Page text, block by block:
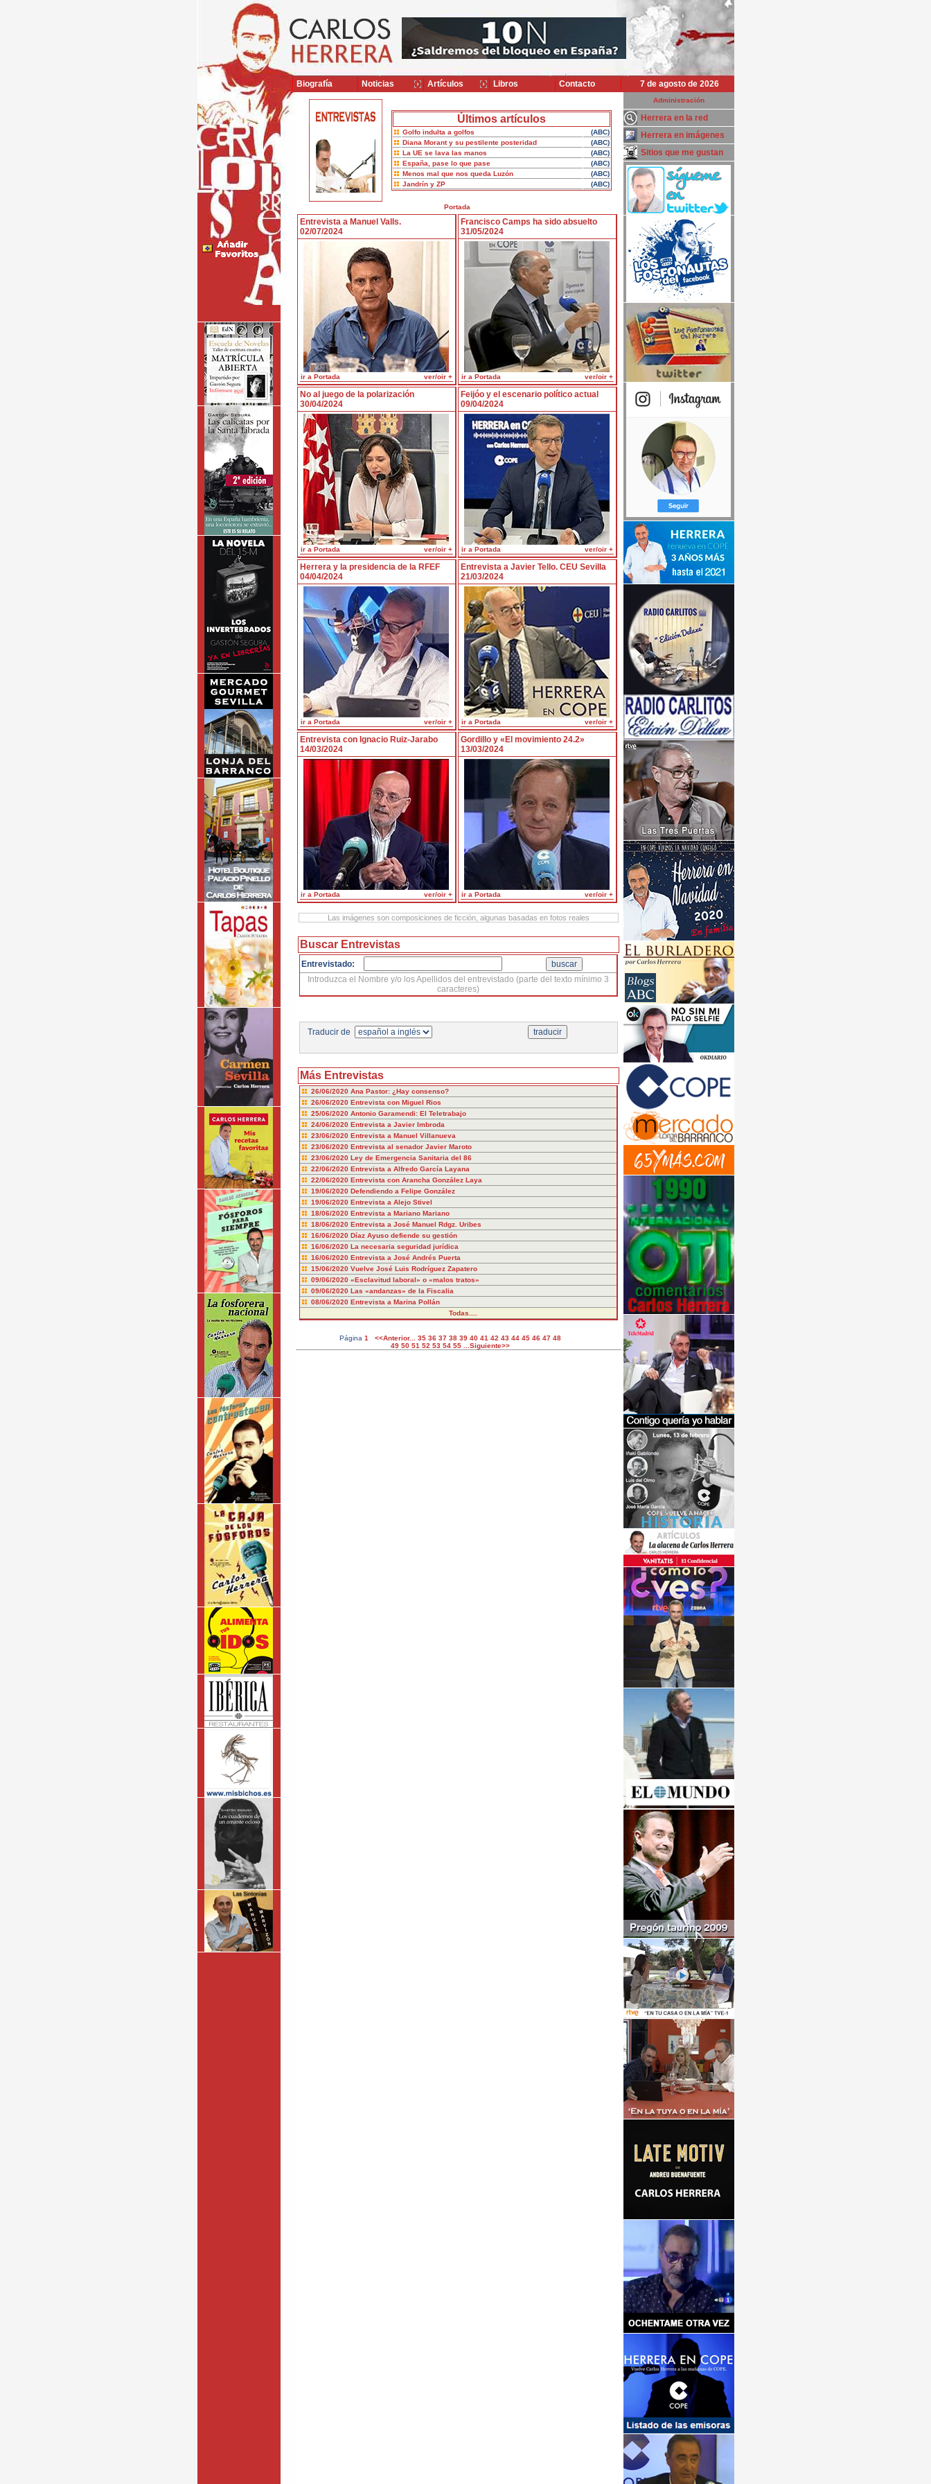
7 de agosto de 2026
Últimos artículos
Golfo indulta a golfos
(ABC)
Diana Morant y su pestilente posteridad
(ABC)
La UE se lava las manos
(ABC)
España, pase lo que pase
(ABC)
Menos mal que nos queda Luzón
(ABC)
Jandrín y ZP
(ABC)
Portada
Entrevista a Manuel Valls.
02/07/2024
ir a Portada ver/oir +
Francisco Camps ha sido absuelto
31/05/2024
ir a Portada ver/oir +
No al juego de la polarización
30/04/2024
ir a Portada ver/oir +
Feijóo y el escenario político actual
09/04/2024
ir a Portada ver/oir +
Herrera y la presidencia de la RFEF
04/04/2024
ir a Portada ver/oir +
Entrevista a Javier Tello. CEU Sevilla
21/03/2024
ir a Portada ver/oir +
Entrevista con Ignacio Ruiz-Jarabo
14/03/2024
ir a Portada ver/oir +
Gordillo y «El movimiento 24.2»
13/03/2024
ir a Portada ver/oir +
Las imágenes son composiciones de ficción, algunas basadas en fotos reales
Buscar Entrevistas
Entrevistado:
Introduzca el Nombre y/o los Apellidos del entrevistado (parte del texto mínimo 3
caracteres)
Traducir de
Más Entrevistas
26/06/2020 Ana Pastor: ¿Hay consenso?
26/06/2020 Entrevista con Miguel Rios
25/06/2020 Antonio Garamendi: El Teletrabajo
24/06/2020 Entrevista a Javier Imbroda
23/06/2020 Entrevista a Manuel Villanueva
23/06/2020 Entrevista al senador Javier Maroto
23/06/2020 Ley de Emergencia Sanitaria del 86
22/06/2020 Entrevista a Alfredo García Layana
22/06/2020 Entrevista con Arancha González Laya
19/06/2020 Defendiendo a Felipe González
19/06/2020 Entrevista a Alejo Stivel
18/06/2020 Entrevista a Mariano Mariano
18/06/2020 Entrevista a José Manuel Rdgz. Uribes
16/06/2020 Díaz Ayuso defiende su gestión
16/06/2020 La necesaria seguridad jurídica
16/06/2020 Entrevista a José Andrés Puerta
15/06/2020 Vuelve José Luis Rodríguez Zapatero
09/06/2020 «Esclavitud laboral» o «malos tratos»
09/06/2020 Las «andanzas» de la Fiscalia
08/06/2020 Entrevista a Marina Pollán
Todas....
Página 1 <<Anterior... 35 36 37 38 39 40 41 42 43 44 45 46 47 48
49 50 51 52 53 54 55 ...Siguiente>>
Administración
Herrera en la red
Herrera en imágenes
Sitios que me gustan
Biografía Noticias Artículos Libros Contacto